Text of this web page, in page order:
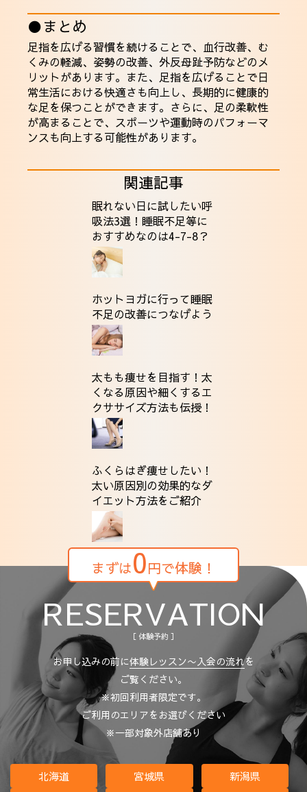
●まとめ
足指を広げる習慣を続けることで、血行改善、む
くみの軽減、姿勢の改善、外反母趾予防などのメ
リットがあります。また、足指を広げることで日
常生活における快適さも向上し、長期的に健康的
な足を保つことができます。さらに、足の柔軟性
が高まることで、スポーツや運動時のパフォーマ
ンスも向上する可能性があります。
関連記事
眠れない日に試したい呼
吸法3選！睡眠不足等に
おすすめなのは4-7-8？
ホットヨガに行って睡眠
不足の改善につなげよう
太もも痩せを目指す！太
くなる原因や細くするエ
クササイズ方法も伝授！
ふくらはぎ痩せしたい！
太い原因別の効果的なダ
イエット方法をご紹介
まずは0円で体験！
RESERVATION
［ 体験予約 ］
お申し込みの前に体験レッスン〜入会の流れを
ご覧ください。
※初回利用者限定です。
ご利用のエリアをお選びください
※一部対象外店舗あり
北海道 宮城県 新潟県